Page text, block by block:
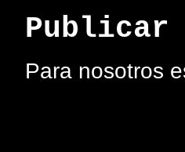
Publicar
Para nosotros